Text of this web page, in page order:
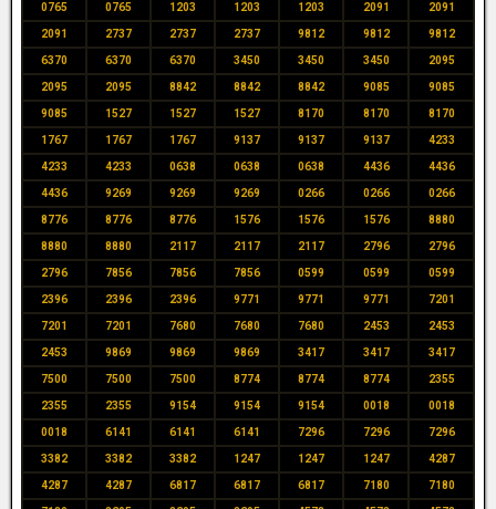
0765 0765 1203 1203 1203 2091 2091
2091 2737 2737 2737 9812 9812 9812
6370 6370 6370 3450 3450 3450 2095
2095 2095 8842 8842 8842 9085 9085
9085 1527 1527 1527 8170 8170 8170
1767 1767 1767 9137 9137 9137 4233
4233 4233 0638 0638 0638 4436 4436
4436 9269 9269 9269 0266 0266 0266
8776 8776 8776 1576 1576 1576 8880
8880 8880 2117 2117 2117 2796 2796
2796 7856 7856 7856 0599 0599 0599
2396 2396 2396 9771 9771 9771 7201
7201 7201 7680 7680 7680 2453 2453
2453 9869 9869 9869 3417 3417 3417
7500 7500 7500 8774 8774 8774 2355
2355 2355 9154 9154 9154 0018 0018
0018 6141 6141 6141 7296 7296 7296
3382 3382 3382 1247 1247 1247 4287
4287 4287 6817 6817 6817 7180 7180